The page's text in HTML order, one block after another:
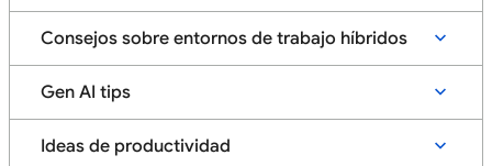
Consejos sobre entornos de trabajo híbridos
Gen AI tips
Ideas de productividad